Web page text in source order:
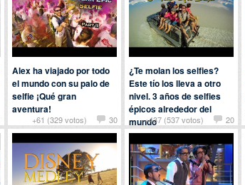
Por John enAnuncios
+61 (329 votos) 30
Alex ha viajado por todo
el mundo con su palo de
selfie ¡Qué gran
aventura!
PorparksideaveenViajes y
+437 (537 votos) 20
¿Te molan los selfies?
Este tío los lleva a otro
nivel. 3 años de selfies
épicos alrededor del
mundo
eventos